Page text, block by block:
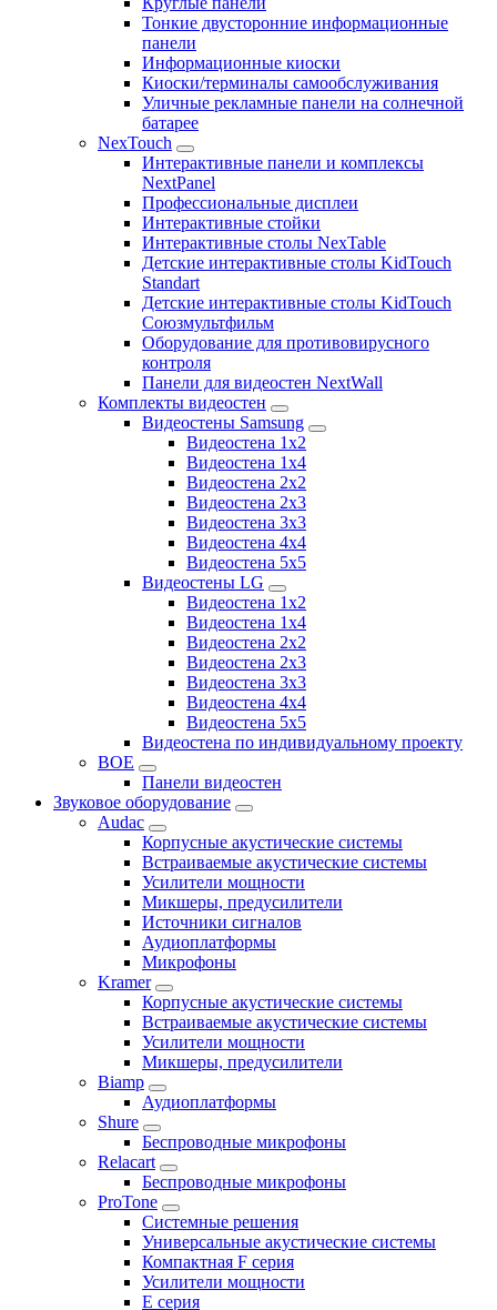
Тонкие двусторонние информационные
панели
Информационные киоски
Киоски/терминалы самообслуживания
Уличные рекламные панели на солнечной
батарее
NexTouch
Интерактивные панели и комплексы
NextPanel
Профессиональные дисплеи
Интерактивные стойки
Интерактивные столы NexTable
Детские интерактивные столы KidTouch
Standart
Детские интерактивные столы KidTouch
Союзмультфильм
Оборудование для противовирусного
контроля
Панели для видеостен NextWall
Комплекты видеостен
Видеостены Samsung
Видеостена 1x2
Видеостена 1x4
Видеостена 2x2
Видеостена 2х3
Видеостена 3x3
Видеостена 4x4
Видеостена 5x5
Видеостены LG
Видеостена 1x2
Видеостена 1x4
Видеостена 2x2
Видеостена 2x3
Видеостена 3x3
Видеостена 4x4
Видеостена 5x5
Видеостена по индивидуальному проекту
BOE
Панели видеостен
Звуковое оборудование
Audac
Корпусные акустические системы
Встраиваемые акустические системы
Усилители мощности
Микшеры, предусилители
Источники сигналов
Аудиоплатформы
Микрофоны
Kramer
Корпусные акустические системы
Встраиваемые акустические системы
Усилители мощности
Микшеры, предусилители
Biamp
Аудиоплатформы
Shure
Беспроводные микрофоны
Relacart
Беспроводные микрофоны
ProTone
Системные решения
Универсальные акустические системы
Компактная F серия
Усилители мощности
E серия